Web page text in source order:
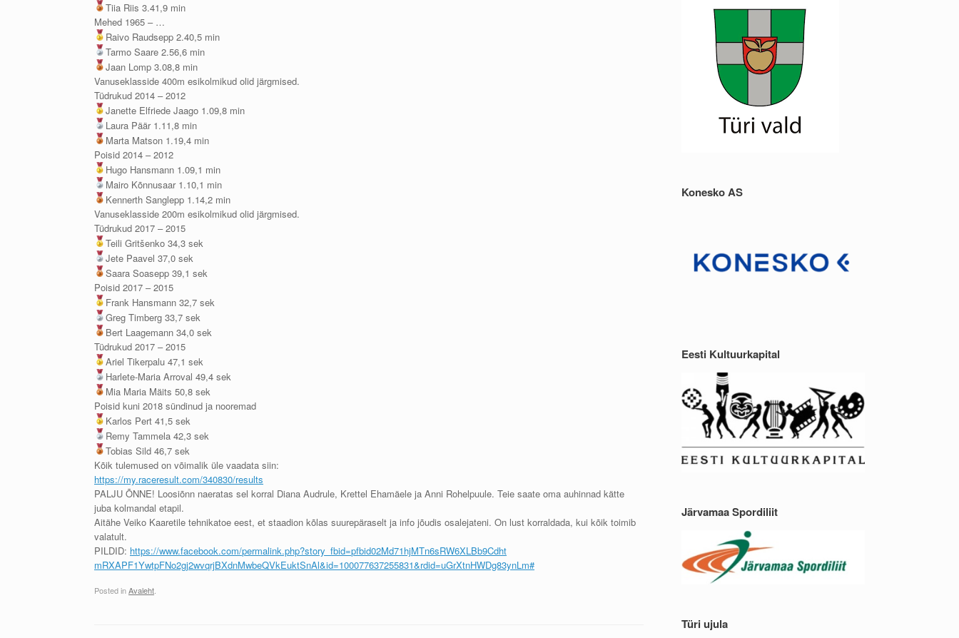
Tiia Riis 3.41,9 min
Mehed 1965 – …
Raivo Raudsepp 2.40,5 min
Tarmo Saare 2.56,6 min
Jaan Lomp 3.08,8 min
Vanuseklasside 400m esikolmikud olid järgmised.
Tüdrukud 2014 – 2012
Janette Elfriede Jaago 1.09,8 min
Laura Päär 1.11,8 min
Marta Matson 1.19,4 min
Poisid 2014 – 2012
Hugo Hansmann 1.09,1 min
Mairo Kõnnusaar 1.10,1 min
Kennerth Sanglepp 1.14,2 min
Vanuseklasside 200m esikolmikud olid järgmised.
Tüdrukud 2017 – 2015
Teili Gritšenko 34,3 sek
Jete Paavel 37,0 sek
Saara Soasepp 39,1 sek
Poisid 2017 – 2015
Frank Hansmann 32,7 sek
Greg Timberg 33,7 sek
Bert Laagemann 34,0 sek
Tüdrukud 2017 – 2015
Ariel Tikerpalu 47,1 sek
Harlete-Maria Arroval 49,4 sek
Mia Maria Mäits 50,8 sek
Poisid kuni 2018 sündinud ja nooremad
Karlos Pert 41,5 sek
Remy Tammela 42,3 sek
Tobias Sild 46,7 sek
Kõik tulemused on võimalik üle vaadata siin:
https://my.raceresult.com/340830/results
PALJU ÕNNE! Loosiõnn naeratas sel korral Diana Audrule, Krettel Ehamäele ja Anni Rohelpuule. Teie saate oma auhinnad kätte
juba kolmandal etapil.
Aitähe Veiko Kaaretile tehnikatoe eest, et staadion kõlas suurepäraselt ja info jõudis osalejateni. On lust korraldada, kui kõik toimib
valatult.
PILDID: https://www.facebook.com/permalink.php?story_fbid=pfbid02Md71hjMTn6sRW6XLBb9Cdht
mRXAPF1YwtpFNo2gj2wvqrjBXdnMwbeQVkEuktSnAl&id=100077637255831&rdid=uGrXtnHWDg83ynLm#
Posted inAvaleht
Konesko AS
Eesti Kultuurkapital
Järvamaa Spordiliit
Türi ujula